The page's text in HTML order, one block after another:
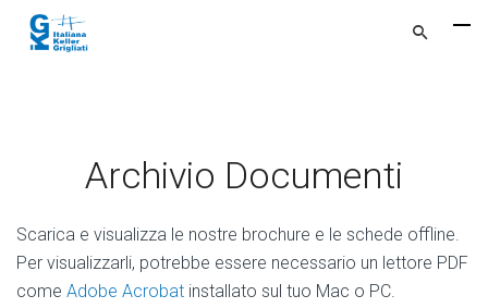
Archivio Documenti
Scarica e visualizza le nostre brochure e le schede offline.
Per visualizzarli, potrebbe essere necessario un lettore PDF
come Adobe Acrobat installato sul tuo Mac o PC.